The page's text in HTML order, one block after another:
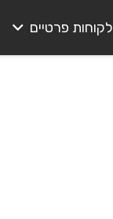
לקוחות פרטיים